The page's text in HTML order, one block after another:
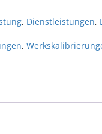
, Dienstleistungen,
,